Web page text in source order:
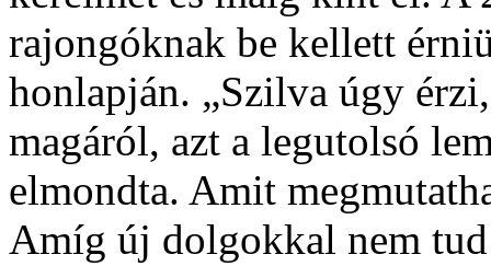
rajongóknak be kellett
honlapján. „Szilva úgy
magáról, azt a legutolsó
elmondta. Amit
Amíg új dolgokkal nem